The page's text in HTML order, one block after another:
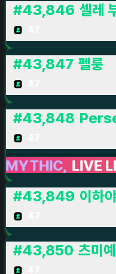
#43,846 셀레
#43,847 펠룽
#43,848
LIVE LIVE
#43,849 이하
#43,850 츠미